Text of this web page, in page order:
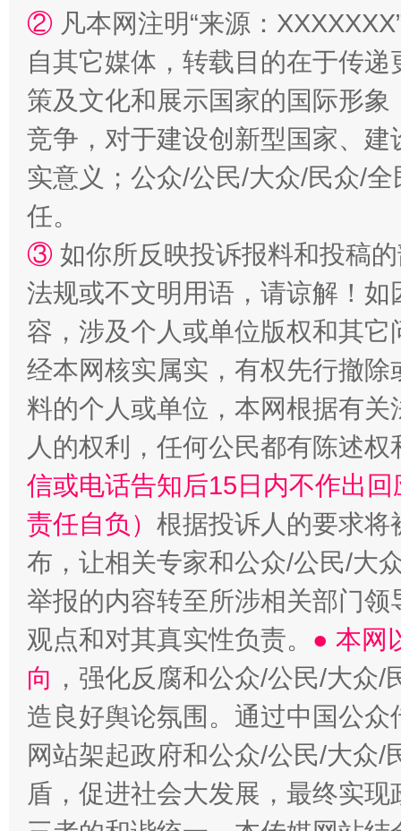
② 凡本网注明“来源：
自其它媒体，转载目的在于传
策及文化和展示国家的国际形
竞争，对于建设创新型国家、
实意义；公众/公民/大众/民众/
任。
③ 如你所反映投诉报料和投稿
法规或不文明用语，请谅解！
容，涉及个人或单位版权和其它
经本网核实属实，有权先行撤
料的个人或单位，本网根据有
人的权利，任何公民都有陈述
信或电话告知后15日内不作出
责任自负） 根据投诉人的要求将
布，让相关专家和公众/公民/大
举报的内容转至所涉相关部门
观点和对其真实性负责。 ● 本网
向 ，强化反腐和公众/公民/大众
造良好舆论氛围。通过中国公
网站架起政府和公众/公民/大众
盾，促进社会大发展，最终实